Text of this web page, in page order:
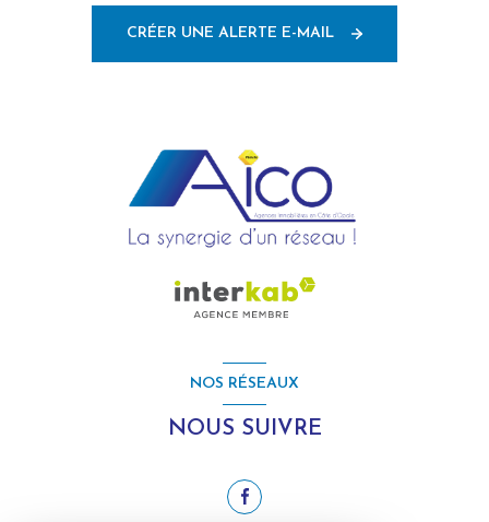
CRÉER UNE ALERTE E-MAIL
NOS RÉSEAUX
NOUS SUIVRE